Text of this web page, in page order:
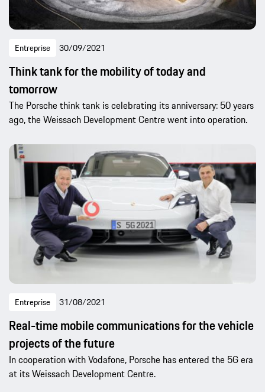
Entreprise 30/09/2021
Think tank for the mobility of today and
tomorrow
The Porsche think tank is celebrating its anniversary: ​​50 years
ago, the Weissach Development Centre went into operation.
Entreprise 31/08/2021
Real-time mobile communications for the vehicle
projects of the future
In cooperation with Vodafone, Porsche has entered the 5G era
at its Weissach Development Centre.